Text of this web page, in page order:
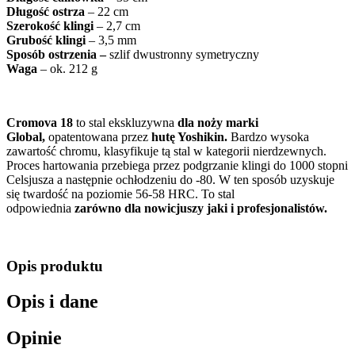
Długość ostrza – 22 cm
Szerokość klingi – 2,7 cm
Grubość klingi – 3,5 mm
Sposób ostrzenia –szlif dwustronny symetryczny
Waga – ok. 212 g
Cromova 18 to stal ekskluzywna dla noży marki
Global, opatentowana przez hutę Yoshikin. Bardzo wysoka
zawartość chromu, klasyfikuje tą stal w kategorii nierdzewnych.
Proces hartowania przebiega przez podgrzanie klingi do 1000 stopni
Celsjusza a następnie ochłodzeniu do -80. W ten sposób uzyskuje
się twardość na poziomie 56-58 HRC. To stal
odpowiednia zarówno dla nowicjuszy jaki i profesjonalistów.
Opis produktu
Opis i dane
Opinie